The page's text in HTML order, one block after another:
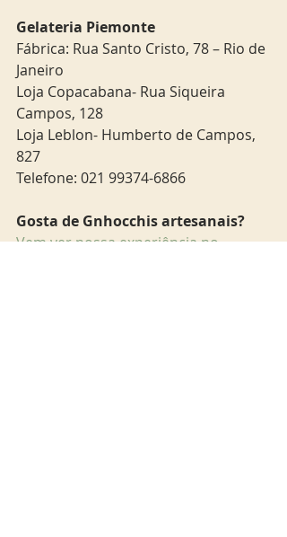
Gelateria Piemonte
Fábrica: Rua Santo Cristo, 78 – Rio de
Janeiro
Loja Copacabana- Rua Siqueira
Campos, 128
Loja Leblon- Humberto de Campos,
827
Telefone: 021 99374-6866
Gosta de Gnhocchis artesanais?
Vem ver nossa experiência no